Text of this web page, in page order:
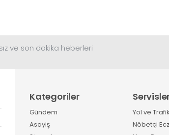
ve son dakika heberleri
Kategoriler
Gündem
Asayiş
Yol ve
Nöbetçi